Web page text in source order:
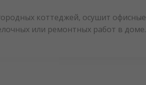
коттеджей, осушит офисные
или ремонтных работ в доме.